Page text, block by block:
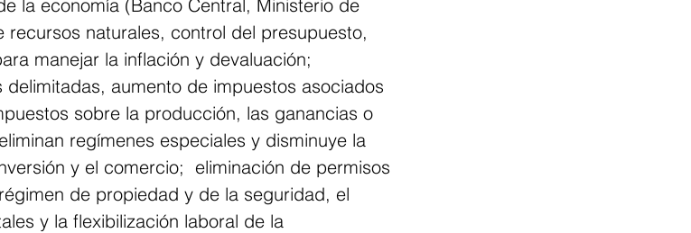
la economía (Banco Central, Ministerio de
recursos naturales, control del presupuesto,
manejar la inflación y devaluación;
aumento de impuestos asociados
sobre la producción, las ganancias o
regímenes especiales y disminuye la
y el comercio;  eliminación de permisos
de propiedad y de la seguridad, el
y la flexibilización laboral de la